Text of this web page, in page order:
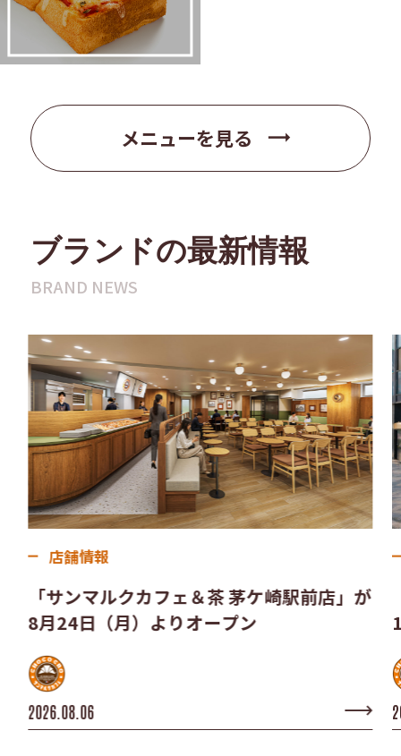
メニューを見る trending_flat
ブランドの最新情報
BRAND NEWS
店舗情報
「サンマルクカフェ＆茶 茅ケ崎駅前店」が
8月24日（月）よりオープン
2026.08.06